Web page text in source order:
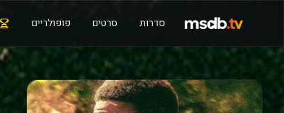
סדרות סרטים פופולריים